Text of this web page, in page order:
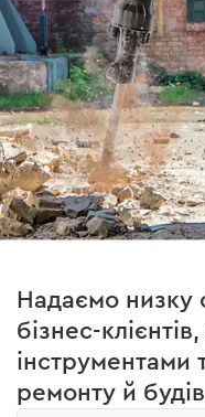
Надаємо низку
бізнес-
інструментами
ремонту й